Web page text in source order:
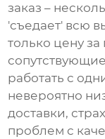
заказ –
'съедает' всю
только цену
работать с
невероятно
доставки,
проблем с